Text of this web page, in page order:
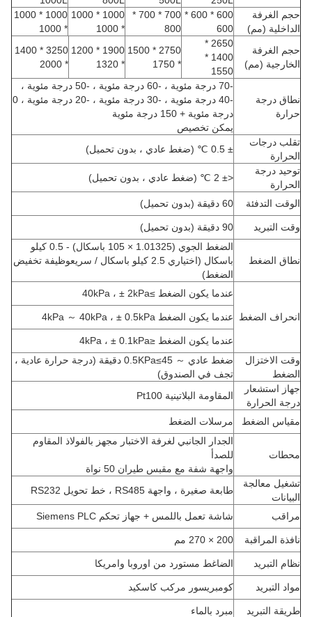
حجم الغرفة
الداخلية (مم)
600 * 600 *
600
700 * 700 *
800
1000 * 1000
* 1000
1000 * 1000
* 1000
حجم الغرفة
الخارجية (مم)
2650 *
1400 *
1550
2750 * 1500
* 1750
1900 * 1200
* 1320
3250 * 1400
* 2000
نطاق درجة
حرارة
-70 درجة مئوية ، -60 درجة مئوية ، -50 درجة مئوية ،
-40 درجة مئوية ، -30 درجة مئوية ، -20 درجة مئوية ، 0
درجة مئوية + 150 درجة مئوية
يمكن تخصيص
تقلب درجات
الحرارة
± 0.5 ℃ (ضغط عادي ، بدون تحميل)
توحيد درجة
الحرارة
<± 2 ℃ (ضغط عادي ، بدون تحميل)
الوقت التدفئة 60 دقيقة (بدون تحميل)
وقت التبريد 90 دقيقة (بدون تحميل)
نطاق الضغط
الضغط الجوي (1.01325 × 105 باسكال) - 0.5 كيلو
باسكال (اختياري 2.5 كيلو باسكال / سريع
وظيفة تخفيض
الضغط)
انحراف الضغط
عندما يكون الضغط ≥40kPa ، ± 2kPa
عندما يكون الضغط 4kPa ～ 40kPa ، ± 0.5kPa
عندما يكون الضغط ≤4kPa ، ± 0.1kPa
وقت الاختزال
الضغط
ضغط عادي ～ 0.5KPa≤45 دقيقة (درجة حرارة عادية ،
تجف في الصندوق)
جهاز استشعار
درجة الحرارة
المقاومة البلاتينية Pt100
مقياس الضغط مرسلات الضغط
محطات
الجدار الجانبي لغرفة الاختبار مجهز بالفولاذ المقاوم
للصدأ
واجهة شفة مع مقبس طيران 50 نواة
تشغيل معالجة
البيانات
طابعة صغيرة ، واجهة RS485 ، خط تحويل RS232
مراقب شاشة تعمل باللمس + جهاز تحكم Siemens PLC
نافذة المراقبة 200 × 270 مم
نظام التبريد الضاغط مستورد من اوروبا وامريكا
مواد التبريد كومبريسور مركب كاسكيد
طريقة التبريد
مبرد بالماء